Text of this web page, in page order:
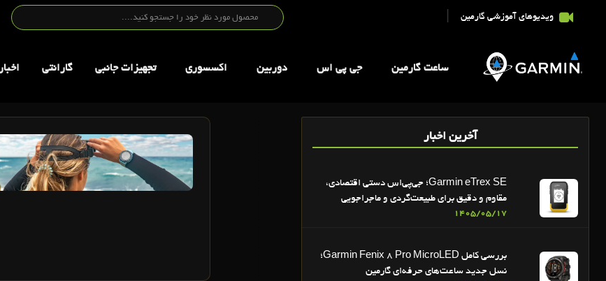
ویدیوهای آموزشی گارمین
ساعت گارمین جی پی اس دوربین اکسسوری تجهيزات جانبي گارانتی اخبار
آخرین اخبار
Garmin eTrex SE؛ جی‌پی‌اس دستی اقتصادی،
مقاوم و دقیق برای طبیعت‌گردی و ماجراجویی
1405/05/17
بررسی کامل Garmin Fenix 8 Pro MicroLED؛
نسل جدید ساعت‌های حرفه‌ای گارمین